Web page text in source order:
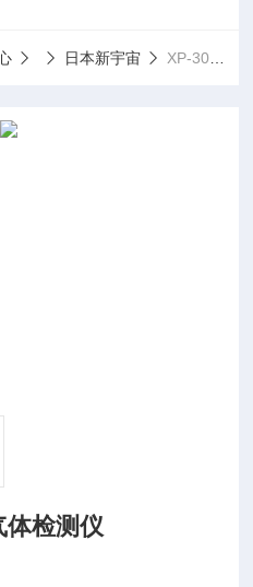
日本新宇宙 XP-302M日本新宇宙复合型气体检测仪
体检测仪